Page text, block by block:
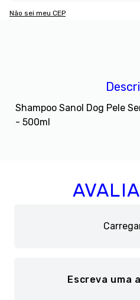
Não sei meu CEP
Shampoo Sanol Dog Pele
- 500ml
Escreva uma